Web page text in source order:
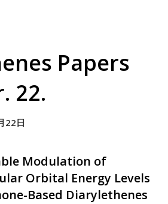
Papers
22.
22日
Modulation of
Orbital Energy Levels
Based Diarylethenes